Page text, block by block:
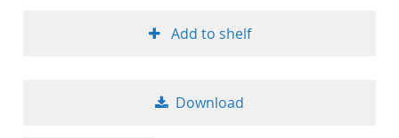
Add to shelf
Download